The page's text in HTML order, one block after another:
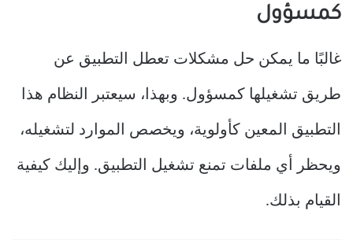
كمسؤول
غالبًا ما يمكن حل مشكلات تعطل التطبيق عن
طريق تشغيلها كمسؤول. وبهذا، سيعتبر النظام هذا
التطبيق المعين كأولوية، ويخصص الموارد لتشغيله،
ويحظر أي ملفات تمنع تشغيل التطبيق. وإليك كيفية
القيام بذلك.